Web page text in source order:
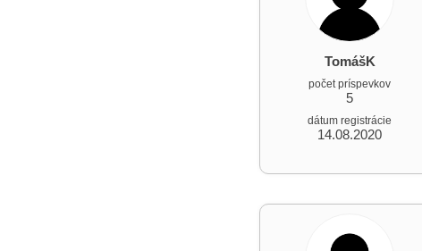
TomášK
počet príspevkov
5
dátum registrácie
14.08.2020